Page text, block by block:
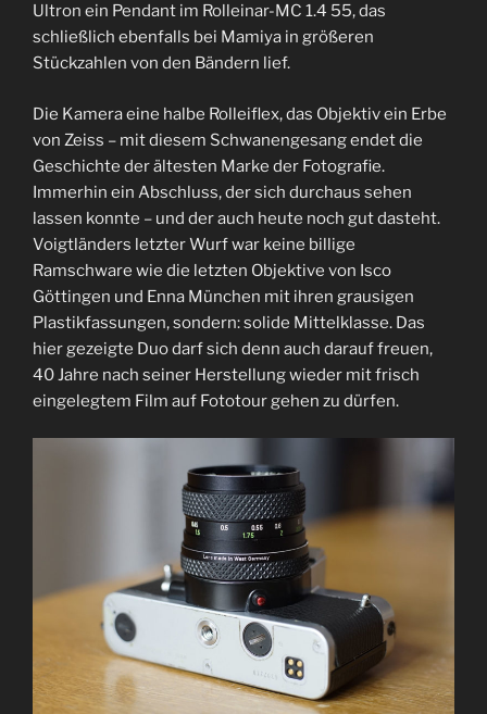
Ultron ein Pendant im Rolleinar-MC 1.4 55, das
schließlich ebenfalls bei Mamiya in größeren
Stückzahlen von den Bändern lief.
Die Kamera eine halbe Rolleiflex, das Objektiv ein Erbe
von Zeiss – mit diesem Schwanengesang endet die
Geschichte der ältesten Marke der Fotografie.
Immerhin ein Abschluss, der sich durchaus sehen
lassen konnte – und der auch heute noch gut dasteht.
Voigtländers letzter Wurf war keine billige
Ramschware wie die letzten Objektive von Isco
Göttingen und Enna München mit ihren grausigen
Plastikfassungen, sondern: solide Mittelklasse. Das
hier gezeigte Duo darf sich denn auch darauf freuen,
40 Jahre nach seiner Herstellung wieder mit frisch
eingelegtem Film auf Fototour gehen zu dürfen.